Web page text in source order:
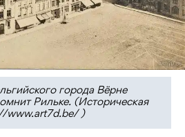
города Вёрне
Рильке. (Историческая
www.art7d.be/ )